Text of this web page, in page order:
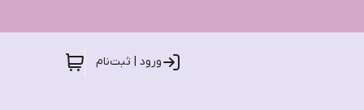
ورود | ثبت‌نام